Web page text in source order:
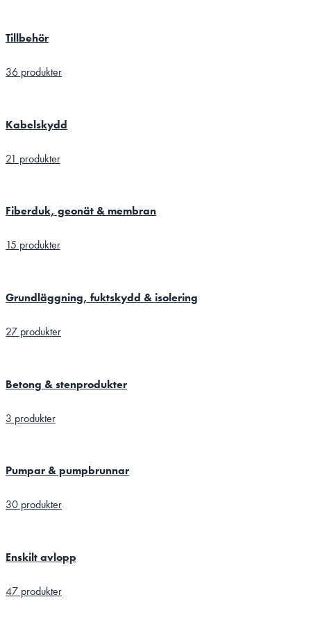
Tillbehör
36 produkter
Kabelskydd
21 produkter
Fiberduk, geonät & membran
15 produkter
Grundläggning, fuktskydd & isolering
27 produkter
Betong & stenprodukter
3 produkter
Pumpar & pumpbrunnar
30 produkter
Enskilt avlopp
47 produkter